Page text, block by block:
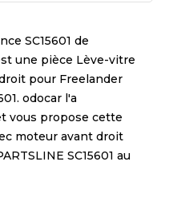
SC15601 de
une pièce Lève-vitre
pour Freelander
. odocar l'a
vous propose cette
moteur avant droit
SC15601 au